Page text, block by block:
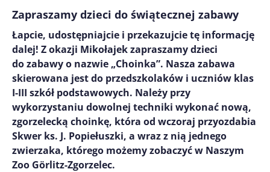
Zapraszamy dzieci do świątecznej zabawy
Łapcie, udostępniajcie i przekazujcie tę informację
dalej! Z okazji Mikołajek zapraszamy dzieci
do zabawy o nazwie „Choinka”. Nasza zabawa
skierowana jest do przedszkolaków i uczniów klas
I-III szkół podstawowych. Należy przy
wykorzystaniu dowolnej techniki wykonać nową,
zgorzelecką choinkę, która od wczoraj przyozdabia
Skwer ks. J. Popiełuszki, a wraz z nią jednego
zwierzaka, którego możemy zobaczyć w Naszym
Zoo Görlitz-Zgorzelec.